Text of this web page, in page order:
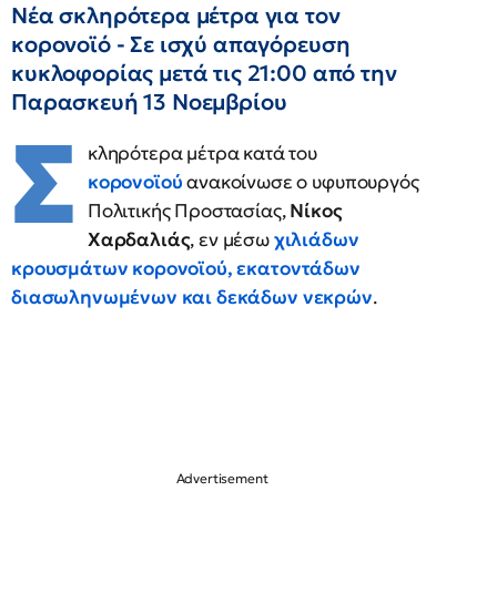
Νέα σκληρότερα μέτρα για τον
κορονοϊό - Σε ισχύ απαγόρευση
κυκλοφορίας μετά τις 21:00 από την
Παρασκευή 13 Νοεμβρίου
Σ
κληρότερα μέτρα κατά του
κορονοϊούανακοίνωσε ο υφυπουργός
Πολιτικής Προστασίας,Νίκος
Χαρδαλιάς, εν μέσωχιλιάδων
κρουσμάτων κορονοϊού, εκατοντάδων
διασωληνωμένων και δεκάδων νεκρών.